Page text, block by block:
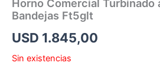
Horno Comercial Turbinado
Bandejas Ft5glt
USD 1.845,00
Sin existencias